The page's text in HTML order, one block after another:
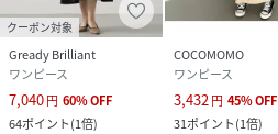
クーポン対象
Gready Brilliant
ワンピース
7,040円 60%OFF
64ポイント(1倍)
COCOMOMO
ワンピース
3,432 円 45%OFF
31ポイント(1倍)